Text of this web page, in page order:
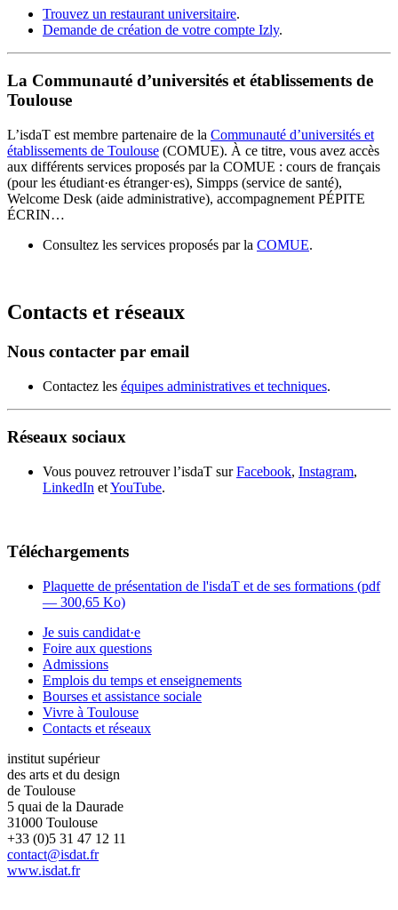
Trouvez un restaurant universitaire.
Demande de création de votre compte Izly.
La Communauté d’universités et établissements de
Toulouse
L’isdaT est membre partenaire de la Communauté d’universités et
établissements de Toulouse (COMUE). À ce titre, vous avez accès
aux différents services proposés par la COMUE : cours de français
(pour les étudiant·es étranger·es), Simpps (service de santé),
Welcome Desk (aide administrative), accompagnement PÉPITE
ÉCRIN…
Consultez les services proposés par la COMUE.
Contacts et réseaux
Nous contacter par email
Contactez les équipes administratives et techniques.
Réseaux sociaux
Vous pouvez retrouver l’isdaT surFacebook, Instagram,
LinkedIn etYouTube.
Téléchargements
Plaquette de présentation de l'isdaT et de ses formations (pdf
— 300,65 Ko)
Je suis candidat·e
Foire aux questions
Admissions
Emplois du temps et enseignements
Bourses et assistance sociale
Vivre à Toulouse
Contacts et réseaux
institut supérieur
des arts et du design
de Toulouse
5 quai de la Daurade
31000 Toulouse
+33 (0)5 31 47 12 11
contact@isdat.fr
www.isdat.fr